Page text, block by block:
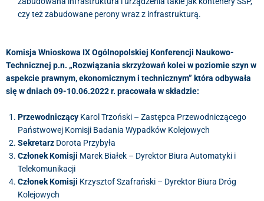
czy też zabudowane perony wraz z infrastrukturą.
Komisja Wnioskowa IX Ogólnopolskiej Konferencji Naukowo-
Technicznej p.n. „Rozwiązania skrzyżowań kolei w poziomie szyn w
aspekcie prawnym, ekonomicznym i technicznym” która odbywała
się w dniach 09-10.06.2022 r. pracowała w składzie:
Przewodniczący Karol Trzoński – Zastępca Przewodniczącego
Państwowej Komisji Badania Wypadków Kolejowych
Sekretarz Dorota Przybyła
Członek Komisji Marek Białek – Dyrektor Biura Automatyki i
Telekomunikacji
Członek Komisji Krzysztof Szafrański – Dyrektor Biura Dróg
Kolejowych